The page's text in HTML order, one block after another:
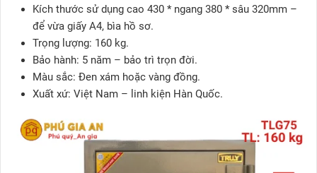
Kích thước sử dụng cao 430 * ngang 380 * sâu 320mm –
để vừa giấy A4, bìa hồ sơ.
Trọng lượng: 160 kg.
Bảo hành: 5 năm – bảo trì trọn đời.
Màu sắc: Đen xám hoặc vàng đồng.
Xuất xứ: Việt Nam – linh kiện Hàn Quốc.